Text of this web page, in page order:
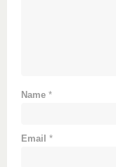
Name *
Email *